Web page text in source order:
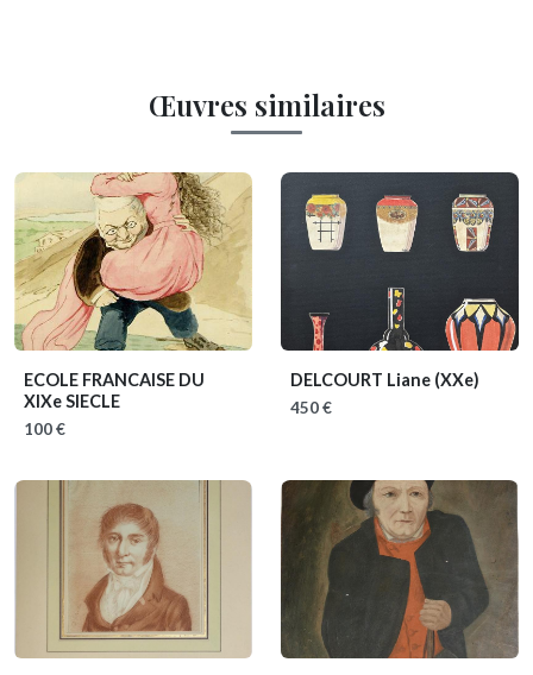
Œuvres similaires
ECOLE FRANCAISE DU
XIXe SIECLE
100 €
DELCOURT Liane (XXe)
450 €